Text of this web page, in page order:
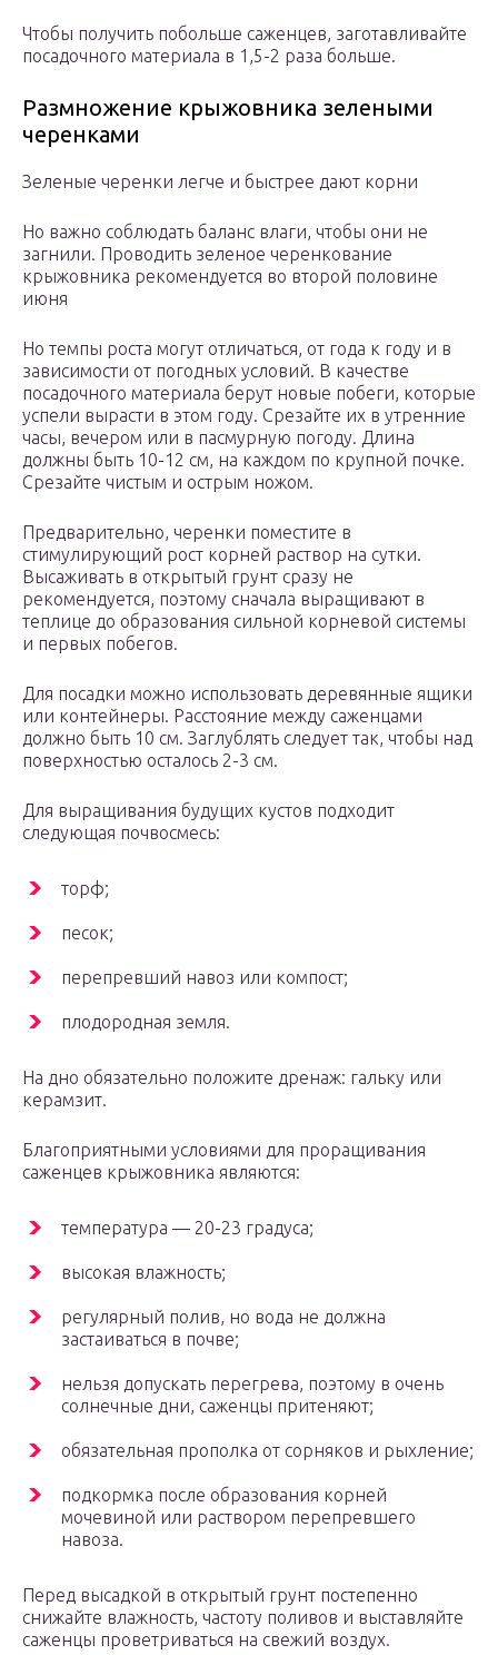
Чтобы получить побольше саженцев, заготавливайте
посадочного материала в 1,5-2 раза больше.
Размножение крыжовника зелеными
черенками
Зеленые черенки легче и быстрее дают корни
Но важно соблюдать баланс влаги, чтобы они не
загнили. Проводить зеленое черенкование
крыжовника рекомендуется во второй половине
июня
Но темпы роста могут отличаться, от года к году и в
зависимости от погодных условий. В качестве
посадочного материала берут новые побеги, которые
успели вырасти в этом году. Срезайте их в утренние
часы, вечером или в пасмурную погоду. Длина
должны быть 10-12 см, на каждом по крупной почке.
Срезайте чистым и острым ножом.
Предварительно, черенки поместите в
стимулирующий рост корней раствор на сутки.
Высаживать в открытый грунт сразу не
рекомендуется, поэтому сначала выращивают в
теплице до образования сильной корневой системы
и первых побегов.
Для посадки можно использовать деревянные ящики
или контейнеры. Расстояние между саженцами
должно быть 10 см. Заглублять следует так, чтобы над
поверхностью осталось 2-3 см.
Для выращивания будущих кустов подходит
следующая почвосмесь:
торф;
песок;
перепревший навоз или компост;
плодородная земля.
На дно обязательно положите дренаж: гальку или
керамзит.
Благоприятными условиями для проращивания
саженцев крыжовника являются:
температура — 20-23 градуса;
высокая влажность;
регулярный полив, но вода не должна
застаиваться в почве;
нельзя допускать перегрева, поэтому в очень
солнечные дни, саженцы притеняют;
обязательная прополка от сорняков и рыхление;
подкормка после образования корней
мочевиной или раствором перепревшего
навоза.
Перед высадкой в открытый грунт постепенно
снижайте влажность, частоту поливов и выставляйте
саженцы проветриваться на свежий воздух.